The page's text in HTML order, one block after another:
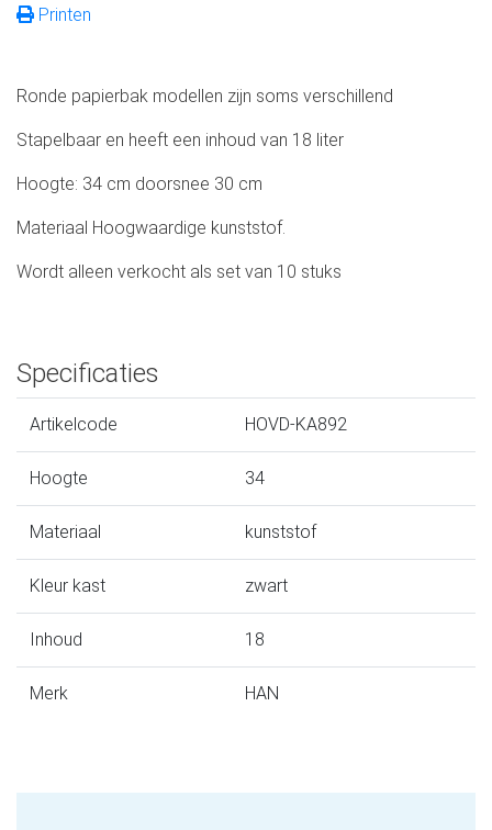
Printen
Ronde papierbak modellen zijn soms verschillend
Stapelbaar en heeft een inhoud van 18 liter
Hoogte: 34 cm doorsnee 30 cm
Materiaal Hoogwaardige kunststof.
Wordt alleen verkocht als set van 10 stuks
Specificaties
Artikelcode HOVD-KA892
Hoogte 34
Materiaal kunststof
Kleur kast zwart
Inhoud 18
Merk HAN